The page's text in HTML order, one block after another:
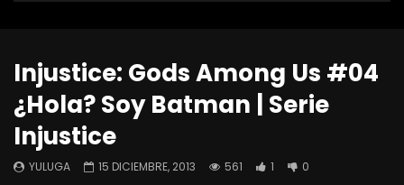
Injustice: Gods Among Us #04
¿Hola? Soy Batman | Serie
Injustice
YULUGA 15 DICIEMBRE, 2013 561 1 0